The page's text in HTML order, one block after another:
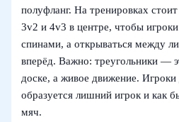
полуфланг. На тренировках
3v2 и 4v3 в центре, чтобы игроки
спинами, а открываться между
вперёд. Важно: треугольники —
доске, а живое движение. Игроки
образуется лишний игрок и как
мяч.